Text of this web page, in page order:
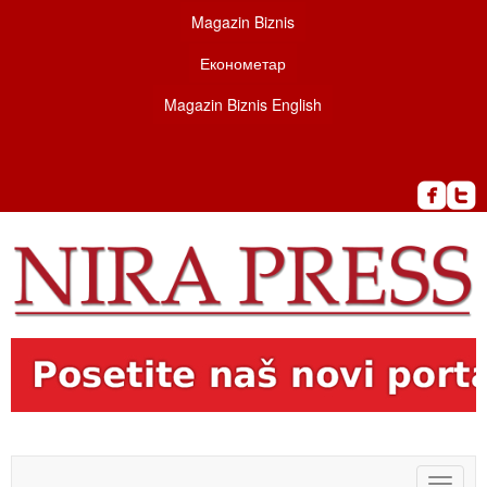
Magazin Biznis
Економетар
Magazin Biznis English